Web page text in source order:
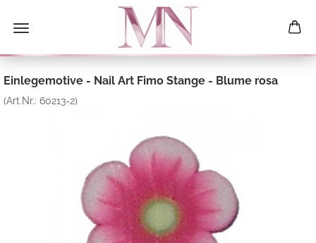
Einlegemotive - Nail Art Fimo Stange - Blume rosa
(Art.Nr.: 60213-2)